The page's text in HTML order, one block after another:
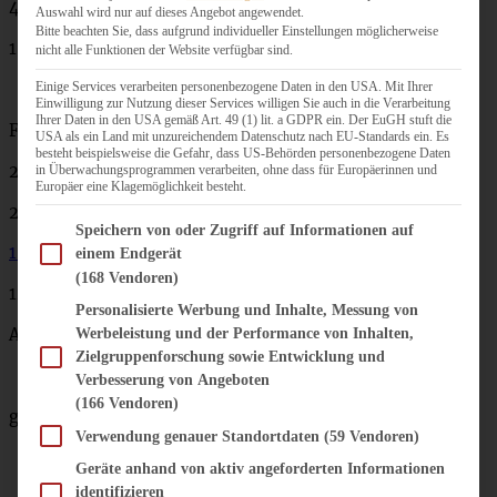
40 g Puderzucker
1 Ei
Füllung:
250 g Mascarpone
200 g Frischkäse
1 TL Vanillepaste
125 g Erdbeer-Fruchtaufstrich
Abrieb einer halben Bio-Zitrone
gemischte Beeren nach Belieben
Auswahl wird nur auf dieses Angebot angewendet.
Bitte beachten Sie, dass aufgrund individueller Einstellungen möglicherweise
nicht alle Funktionen der Website verfügbar sind.
Einige Services verarbeiten personenbezogene Daten in den USA. Mit Ihrer
Einwilligung zur Nutzung dieser Services willigen Sie auch in die Verarbeitung
Ihrer Daten in den USA gemäß Art. 49 (1) lit. a GDPR ein. Der EuGH stuft die
USA als ein Land mit unzureichendem Datenschutz nach EU-Standards ein. Es
besteht beispielsweise die Gefahr, dass US-Behörden personenbezogene Daten
in Überwachungsprogrammen verarbeiten, ohne dass für Europäerinnen und
Europäer eine Klagemöglichkeit besteht.
Im Folgenden finden Sie eine Liste der Zwecke des IAB Transparency and Consent
Speichern von oder Zugriff auf Informationen auf
einem Endgerät
(168 Vendoren)
Personalisierte Werbung und Inhalte, Messung von
Werbeleistung und der Performance von Inhalten,
Zielgruppenforschung sowie Entwicklung und
Verbesserung von Angeboten
(166 Vendoren)
Verwendung genauer Standortdaten (59 Vendoren)
Geräte anhand von aktiv angeforderten Informationen
identifizieren